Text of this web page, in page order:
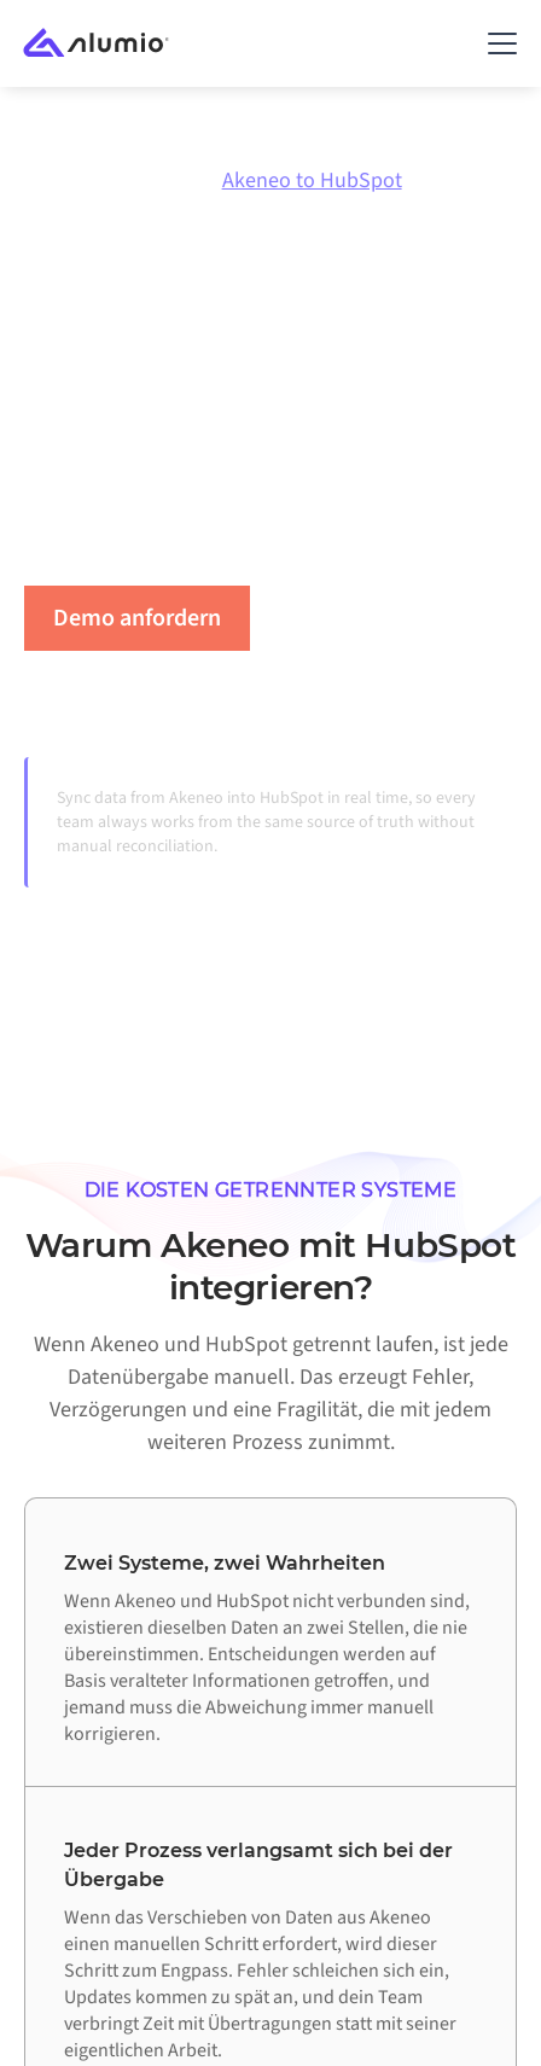
Akeneo to HubSpot
Demo anfordern
Sync data from Akeneo into HubSpot in real time, so every
team always works from the same source of truth without
manual reconciliation.
DIE KOSTEN GETRENNTER SYSTEME
Warum Akeneo mit HubSpot
integrieren?
Wenn Akeneo und HubSpot getrennt laufen, ist jede
Datenübergabe manuell. Das erzeugt Fehler,
Verzögerungen und eine Fragilität, die mit jedem
weiteren Prozess zunimmt.
Zwei Systeme, zwei Wahrheiten
Wenn Akeneo und HubSpot nicht verbunden sind,
existieren dieselben Daten an zwei Stellen, die nie
übereinstimmen. Entscheidungen werden auf
Basis veralteter Informationen getroffen, und
jemand muss die Abweichung immer manuell
korrigieren.
Jeder Prozess verlangsamt sich bei der
Übergabe
Wenn das Verschieben von Daten aus Akeneo
einen manuellen Schritt erfordert, wird dieser
Schritt zum Engpass. Fehler schleichen sich ein,
Updates kommen zu spät an, und dein Team
verbringt Zeit mit Übertragungen statt mit seiner
eigentlichen Arbeit.